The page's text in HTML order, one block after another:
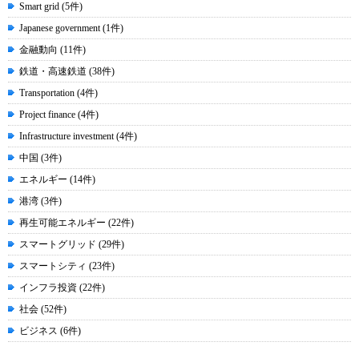
Smart grid (5件)
Japanese government (1件)
金融動向 (11件)
鉄道・高速鉄道 (38件)
Transportation (4件)
Project finance (4件)
Infrastructure investment (4件)
中国 (3件)
エネルギー (14件)
港湾 (3件)
再生可能エネルギー (22件)
スマートグリッド (29件)
スマートシティ (23件)
インフラ投資 (22件)
社会 (52件)
ビジネス (6件)